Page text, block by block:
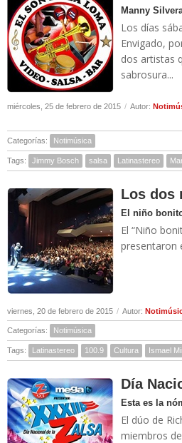
Manny
Los días
Envigado,
dos artistas
sabrosura...
miércoles, 25 de febrero de 2015 / Autor:
Categorías: Notimúsica
Tags: Jimmy Bosch salsa Latinastereo
Los dos
El niño
El “Niño
presentaron
viernes, 20 de febrero de 2015 / Autor:
Categorías: Notimúsica
Tags: Latinastereo 100.9 Cultura Ismael
Día
Esta es la
El dúo de
miembros